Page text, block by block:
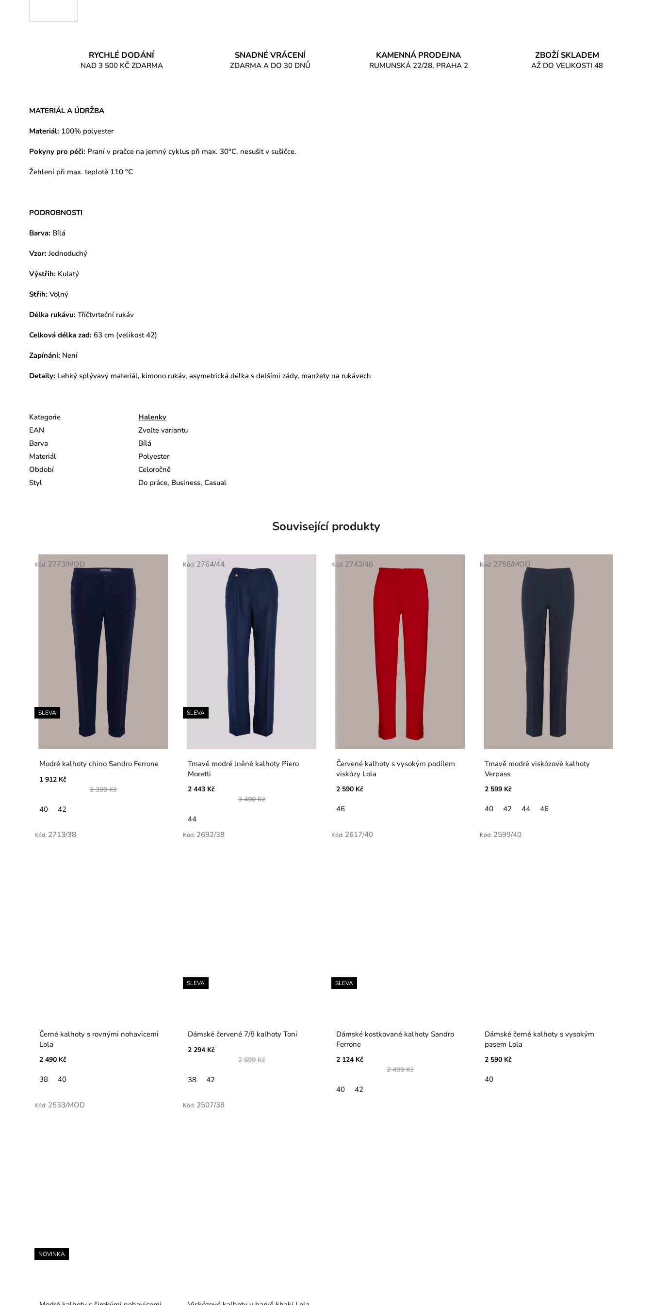
RYCHLÉ DODÁNÍ
NAD 3 500 KČ ZDARMA
SNADNÉ VRÁCENÍ
ZDARMA A DO 30 DNŮ
KAMENNÁ PRODEJNA
RUMUNSKÁ 22/28, PRAHA 2
ZBOŽÍ SKLADEM
AŽ DO VELIKOSTI 48
MATERIÁL A ÚDRŽBA
Materiál: 100% polyester
Pokyny pro péči: Praní v pračce na jemný cyklus při max. 30°C, nesušit v sušičce.
Žehlení při max. teplotě 110 °C
PODROBNOSTI
Barva: Bílá
Vzor: Jednoduchý
Výstřih: Kulatý
Střih: Volný
Délka rukávu: Tříčtvrteční rukáv
Celková délka zad: 63 cm (velikost 42)
Zapínání: Není
Detaily: Lehký splývavý materiál, kimono rukáv, asymetrická délka s delšími zády, manžety na rukávech
Kategorie
Halenky
EAN
Zvolte variantu
Barva
Bílá
Materiál
Polyester
Období
Celoročně
Styl
Do práce, Business, Casual
Související produkty
SLEVA
Modré kalhoty chino Sandro Ferrone
1 912 Kč
2 390 Kč
40 42
Kód: 2773/MOD
SLEVA
Tmavě modré lněné kalhoty Piero
Moretti
2 443 Kč
3 490 Kč
44
Kód: 2764/44
Červené kalhoty s vysokým podílem
viskózy Lola
2 590 Kč
46
Kód: 2743/46
Tmavě modré viskózové kalhoty
Verpass
2 599 Kč
40 42 44 46
Kód: 2755/MOD
Černé kalhoty s rovnými nohavicemi
Lola
2 490 Kč
38 40
Kód: 2713/38
SLEVA
Dámské červené 7/8 kalhoty Toni
2 294 Kč
2 699 Kč
38 42
Kód: 2692/38
SLEVA
Dámské kostkované kalhoty Sandro
Ferrone
2 124 Kč
2 499 Kč
40 42
Kód: 2617/40
Dámské černé kalhoty s vysokým
pasem Lola
2 590 Kč
40
Kód: 2599/40
NOVINKA
Kód: 2533/MOD Kód: 2507/38